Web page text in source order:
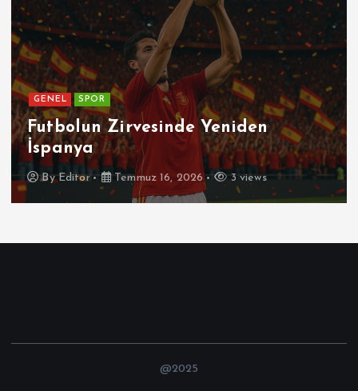
GENEL
Patetik Nedir ?
ByEditor Temmuz 7, 2026 5 views
@2025